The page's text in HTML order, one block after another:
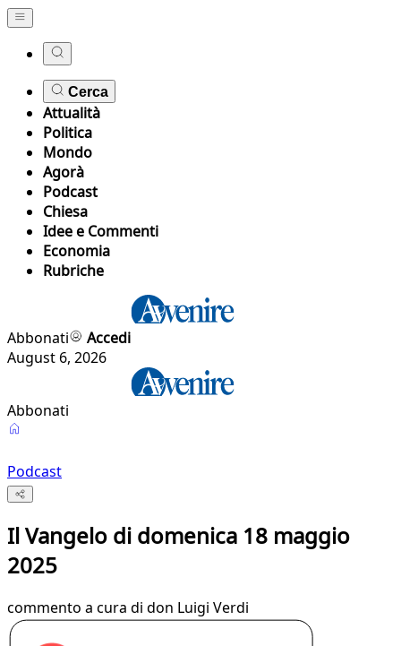
Cerca
Attualità
Politica
Mondo
Agorà
Podcast
Chiesa
Idee e Commenti
Economia
Rubriche
Abbonati
Accedi
August 6, 2026
Abbonati
Podcast
Il Vangelo di domenica 18 maggio
2025
commento a cura di don Luigi Verdi